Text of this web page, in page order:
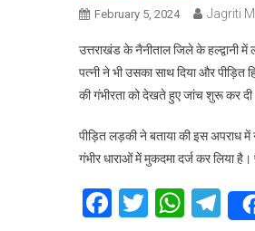
February 5, 2024 Jagriti
उत्तराखंड के नैनीताल जिले के हल्द्वानी
पत्नी ने भी उसका साथ दिया और पीड़ित
की गंभीरता को देखते हुए जांच शुरू कर
पीड़ित लड़की ने बताया की इस अपराध में
गंभीर धाराओं में मुकदमा दर्ज कर लिया
Facebook
Twitter